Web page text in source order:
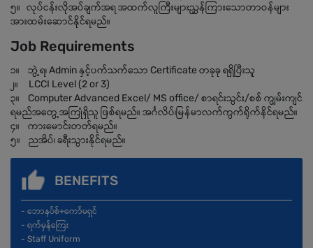
၅။ လုပ်ငန်းလိုအပ်ချက်အရ အထက်လူကြီးများညွှန်ကြားသောတာဝန်များ
အားထမ်းဆောင်နိုင်ရမည်။
Job Requirements
၁။ ဘွဲ့ရ၊ Admin နှင့်ပက်သက်သော Certificate တခုခု ရရှိပြီးသူ
၂။ LCCI Level (2 or 3)
၃။ Computer Advanced Excel/ MS office/ စာရင်းသွင်း/စစ် ကျွမ်းကျင်
ရမည်အတွေ့အကြုံရှိသူ ဖြစ်ရမည်။ အင်္ဂလိပ်၊မြန်မာလက်ကွက်ရိုက်နိင်ရမည်။
၄။ ကားမောင်းတတ်ရမည်။
၅။ ညအိပ်၊ ခရီးသွားနိုင်ရမည်။
BENEFITS
- ဘောနပ်စ်+ကော်မရှင်
- ရက်မှန်ကြေး
- Staff Uniform